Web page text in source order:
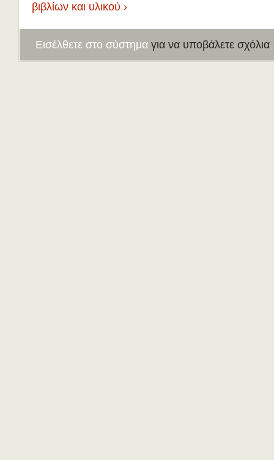
βιβλίων και υλικού ›
Εισέλθετε στο σύστημα για να υποβάλετε σχόλια